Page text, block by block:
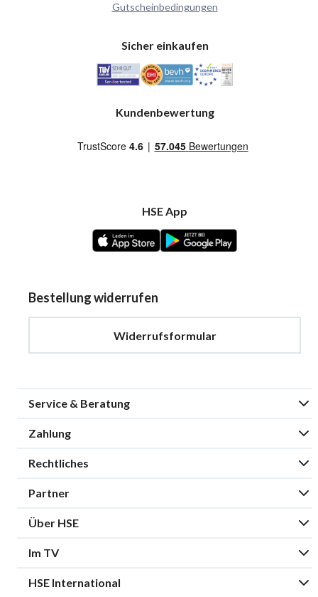
Gutscheinbedingungen
Sicher einkaufen
Kundenbewertung
HSE App
Bestellung widerrufen
Widerrufsformular
Service & Beratung
Zahlung
Rechtliches
Partner
Über HSE
Im TV
HSE International